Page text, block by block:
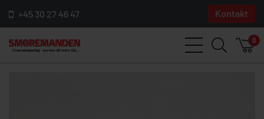
+45 30 27 46 47 Kontakt
0